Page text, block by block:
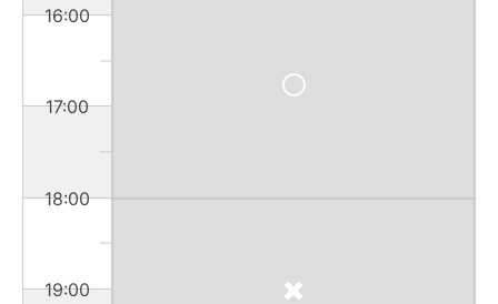
16:00
17:00
18:00
19:00